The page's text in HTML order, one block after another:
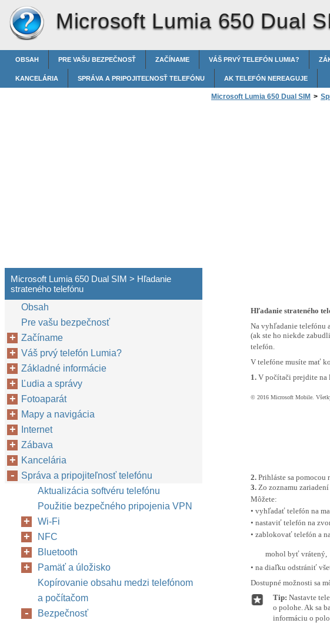
Microsoft Lumia 650 Dual
OBSAH PRE VAŠU BEZPEČNOSŤ ZAČÍNAME VÁŠ PRVÝ TELEFÓN LUMIA?
KANCELÁRIA SPRÁVA A PRIPOJITEĽNOSŤ TELEFÓNU AK TELEFÓN NEREAGUJE
Microsoft Lumia 650 Dual SIM >
Hľadanie strateného
Na vyhľadanie telefónu
(ak ste ho niekde
telefón.
V telefóne musíte mať
1. V počítači prejdite na
© 2016 Microsoft Mobile. Všetky
2. Prihláste sa
3. Zo zoznamu
Môžete:
• vyhľadať telefón na
• nastaviť telefón na
• zablokovať telefón a
mohol byť vrátený,
• na diaľku odstrániť
Dostupné možnosti sa
Tip: Nastavte
o polohe. Ak sa
informáciu o
Microsoft Lumia 650 Dual SIM > Hľadanie
strateného telefónu
Obsah
Pre vašu bezpečnosť
Začíname
Váš prvý telefón Lumia?
Základné informácie
Ľudia a správy
Fotoaparát
Mapy a navigácia
Internet
Zábava
Kancelária
Správa a pripojiteľnosť telefónu
Aktualizácia softvéru telefónu
Použitie bezpečného pripojenia VPN
Wi-Fi
NFC
Bluetooth
Pamäť a úložisko
Kopírovanie obsahu medzi telefónom
a počítačom
Bezpečnosť